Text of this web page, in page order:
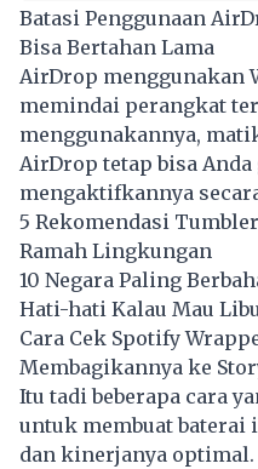
Batasi Penggunaan
Bisa Bertahan Lama
AirDrop menggunakan
memindai perangkat
menggunakannya,
AirDrop tetap bisa Anda
mengaktifkannya
5 Rekomendasi
Ramah Lingkungan
10 Negara Paling
Hati-hati Kalau Mau
Cara Cek Spotify
Membagikannya ke
Itu tadi beberapa cara
untuk membuat baterai
dan kinerjanya optimal.